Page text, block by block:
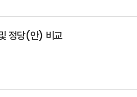
정당(안) 비교